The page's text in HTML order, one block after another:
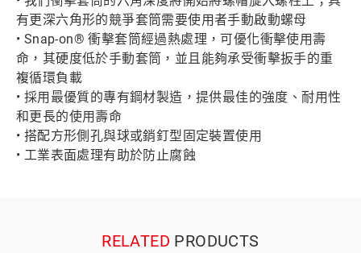
有更深六角形的競爭套筒需要使用者手動啟動螺母
• Snap-on® 衝擊套筒經過熱處理，可優化衝擊使用壽
命，其硬度低於手動套筒，並且能夠承受衝擊扳手的重
複循環負載
• 採用最優質的專有鋼材製造，提供最佳的強度、耐用性
和更長的使用壽命
• 搭配方形側孔與球或銷釘型固定裝置使用
• 工業表面處理有助於防止腐蝕
RELATED PRODUCTS